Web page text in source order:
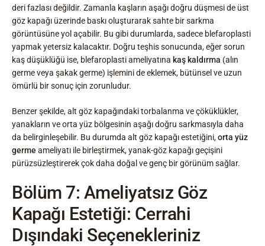
deri fazlası değildir. Zamanla kaşların aşağı doğru düşmesi de üst
göz kapağı üzerinde baskı oluşturarak sahte bir sarkma
görüntüsüne yol açabilir. Bu gibi durumlarda, sadece blefaroplasti
yapmak yetersiz kalacaktır. Doğru teşhis sonucunda, eğer sorun
kaş düşüklüğü ise, blefaroplasti ameliyatına kaş kaldırma (alın
germe veya şakak germe) işlemini de eklemek, bütünsel ve uzun
ömürlü bir sonuç için zorunludur.
Benzer şekilde, alt göz kapağındaki torbalanma ve çöküklükler,
yanakların ve orta yüz bölgesinin aşağı doğru sarkmasıyla daha
da belirginleşebilir. Bu durumda alt göz kapağı estetiğini,orta yüz
germe ameliyatı ile birleştirmek, yanak-göz kapağı geçişini
pürüzsüzleştirerek çok daha doğal ve genç bir görünüm sağlar.
Bölüm 7: Ameliyatsız Göz
Kapağı Estetiği: Cerrahi
Dışındaki Seçenekleriniz